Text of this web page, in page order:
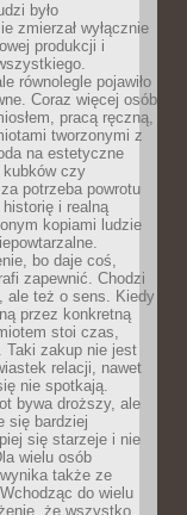
było
zmierzał wyłącznie
produkcji i
równolegle pojawiło
Coraz więcej osób
pracą ręczną,
tworzonymi z
na estetyczne
czy
potrzeba powrotu
i realną
kopiami ludzie
bo daje coś,
zapewnić. Chodzi
ale też o sens. Kiedy
przez konkretną
stoi czas,
Taki zakup nie jest
relacji, nawet
nie spotkają.
bywa droższy, ale
się bardziej
się starzeje i nie
wielu osób
także ze
do wielu
że wszystko